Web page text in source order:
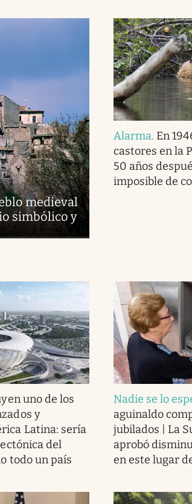
medieval
simbólico y
Alarma. En
castores en la
50 años
imposible de
uno de los
y
Latina: sería
del
todo un país
Nadie se lo
aguinaldo
jubilados | La
aprobó
en este lugar